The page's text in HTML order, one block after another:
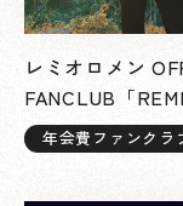
レミオロメン
FANCLUB「
年会費ファンクラ